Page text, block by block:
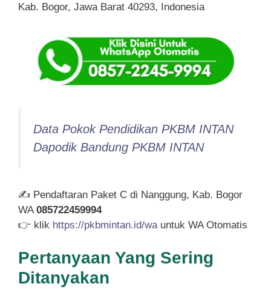
Kab. Bogor, Jawa Barat 40293, Indonesia
Data Pokok Pendidikan PKBM INTAN
Dapodik Bandung PKBM INTAN
✍ Pendaftaran Paket C di Nanggung, Kab. Bogor
WA 085722459994
👉 klik https://pkbmintan.id/wa untuk WA Otomatis
Pertanyaan Yang Sering
Ditanyakan